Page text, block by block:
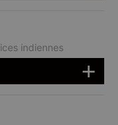
indiennes